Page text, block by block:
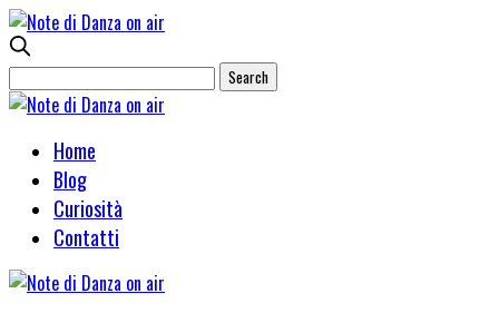
Home
Blog
Curiosità
Contatti